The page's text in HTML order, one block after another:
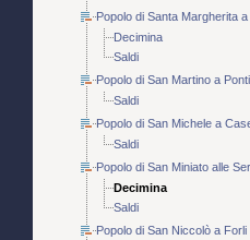
Popolo di Santa Margherita
Decimina
Saldi
Popolo di San Martino a
Saldi
Popolo di San Michele a
Saldi
Popolo di San Miniato alle
Decimina
Saldi
Popolo di San Niccolò a Forli